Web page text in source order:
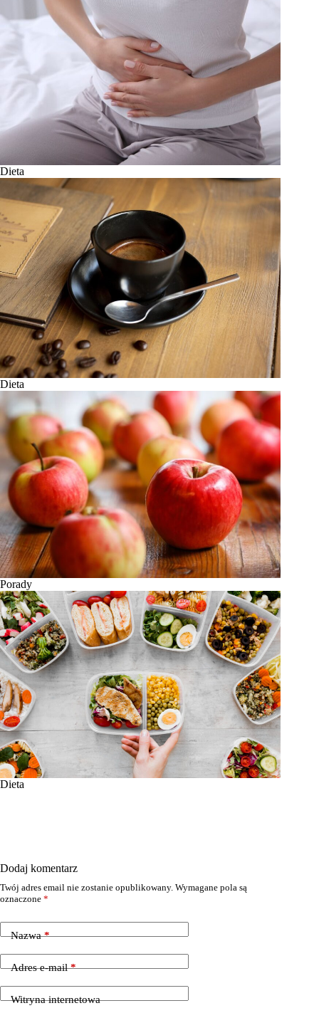
Dieta
Dieta
Porady
Dieta
Dodaj komentarz
Twój adres email nie zostanie opublikowany. Wymagane pola są
oznaczone *
Nazwa*
Adres e-mail*
Witryna internetowa